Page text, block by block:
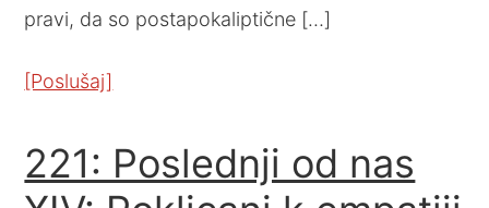
pravi, da so postapokaliptične […]
[Poslušaj]
221: Poslednji od nas